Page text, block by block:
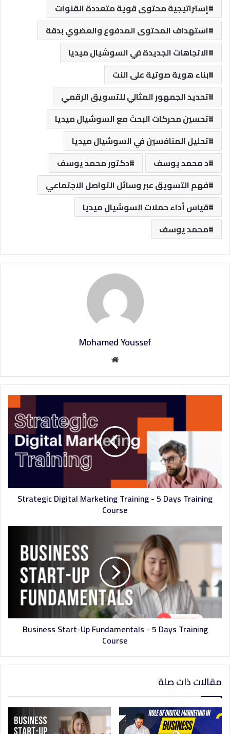
إستراتيجية محتوى قوية متعددة القنوات
استهداف المحتوى المدفوع والعضوي بدقة
الاتجاهات الجديدة في السوشيال ميديا
بناء هوية صوتية على النت
تحديد الجمهور المثالي للتسويق الرقمي
تحسين محركات البحث مع السوشيال ميديا
تحليل المنافسين في السوشيال ميديا
د محمد يوسف
دكتور محمد يوسف
فهم التسويق عبر وسائل التواصل الاجتماعي
قياس أداء حملات السوشيال ميديا
محمد يوسف
Mohamed Youssef
ق
ع
و
ي
ب
Strategic Digital Marketing Training - 5 Days Training
Course
Business Start-Up Fundamentals - 5 Days Training
Course
مقالات ذات صلة